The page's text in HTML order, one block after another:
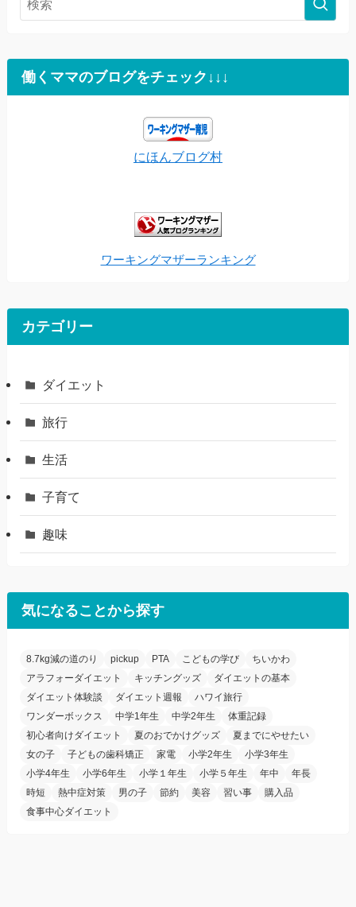
働くママのブログをチェック↓↓↓
にほんブログ村
ワーキングマザーランキング
カテゴリー
ダイエット
旅行
生活
子育て
趣味
気になることから探す
8.7kg減の道のり pickup PTA こどもの学び
ちいかわ
アラフォーダイエット
キッチングッズ
ダイエットの基本
ダイエット体験談
ダイエット週報
ハワイ旅行
ワンダーボックス
中学1年生 中学2年生
体重記録
初心者向けダイエット
夏のおでかけグッズ
夏までにやせたい
女の子
子どもの歯科矯正 家電 小学2年生
小学3年生
小学4年生
小学6年生 小学１年生 小学５年生 年中
年長
時短
熱中症対策 男の子 節約 美容 習い事
購入品
食事中心ダイエット